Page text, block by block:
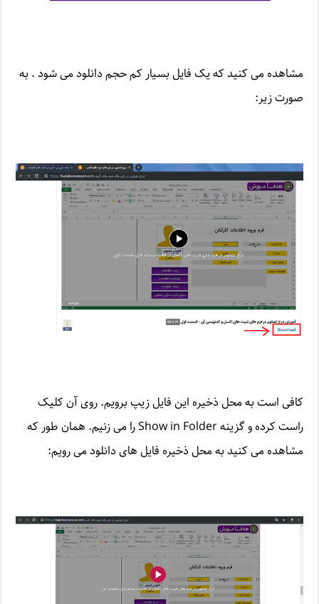
مشاهده می کنید که یک فایل بسیار کم حجم دانلود می شود . به
صورت زیر:
کافی است به محل ذخیره این فایل زیپ برویم. روی آن کلیک
راست کرده و گزینه Show in Folder را می زنیم. همان طور که
مشاهده می کنید به محل ذخیره فایل های دانلود می رویم: